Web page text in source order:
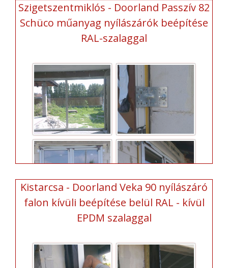
Szigetszentmiklós - Doorland Passzív 82
Schüco műanyag nyílászárók beépítése
RAL-szalaggal
Kistarcsa - Doorland Veka 90 nyílászáró
falon kívüli beépítése belül RAL - kívül
EPDM szalaggal